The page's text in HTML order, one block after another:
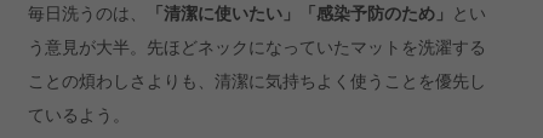
毎日洗うのは、 「清潔に使いたい」「感染予防のため」 とい
う意見が大半。先ほどネックになっていたマットを洗濯する
ことの煩わしさよりも、清潔に気持ちよく使うことを優先し
ているよう。